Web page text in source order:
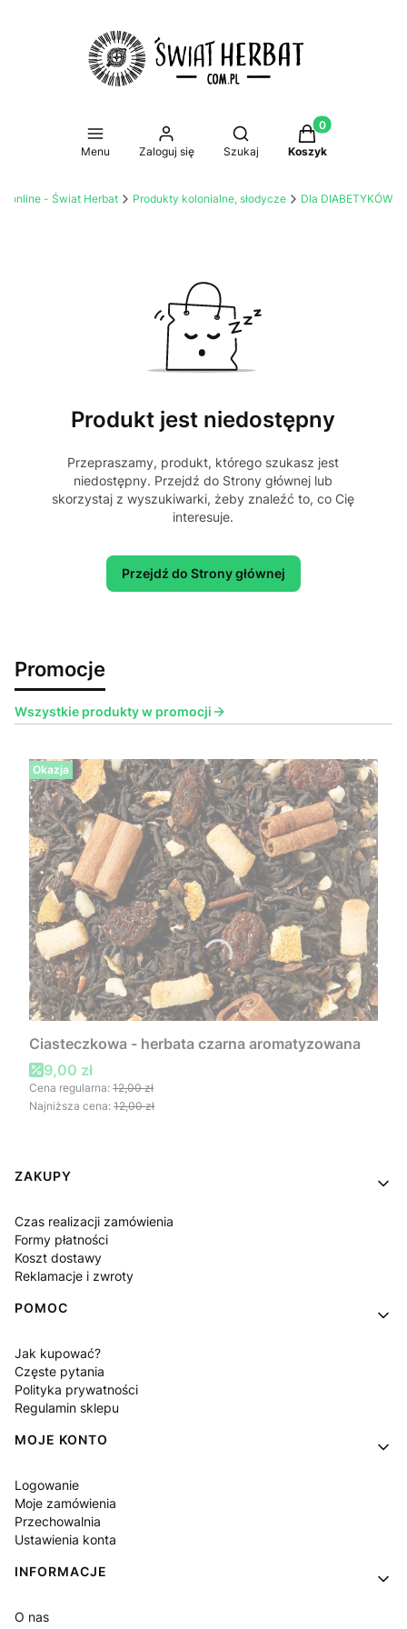
Menu Zaloguj się
Otwórz wyszukiwarkę
Szukaj
Produkty w
Koszyk
online - Świat Herbat Produkty kolonialne, słodycze Dla DIABETYKÓW
Produkt jest niedostępny
Przepraszamy, produkt, którego szukasz jest
niedostępny. Przejdź do Strony głównej lub
skorzystaj z wyszukiwarki, żeby znaleźć to, co Cię
interesuje.
Przejdź do Strony głównej
Promocje
Wszystkie produkty w promocji
Okazja
Ciasteczkowa - herbata czarna aromatyzowana
Cena promocyjna
9,00 zł
Cena regularna: 12,00 zł
Najniższa cena: 12,00 zł
Linki w stopce
ZAKUPY
Czas realizacji zamówienia
Formy płatności
Koszt dostawy
Reklamacje i zwroty
POMOC
Jak kupować?
Częste pytania
Polityka prywatności
Regulamin sklepu
MOJE KONTO
Logowanie
Moje zamówienia
Przechowalnia
Ustawienia konta
INFORMACJE
O nas